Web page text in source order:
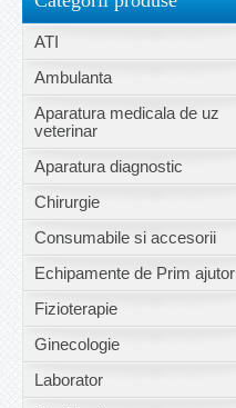
ATI
Ambulanta
Aparatura medicala de uz
veterinar
Aparatura diagnostic
Chirurgie
Consumabile si accesorii
Echipamente de Prim ajutor
Fizioterapie
Ginecologie
Laborator